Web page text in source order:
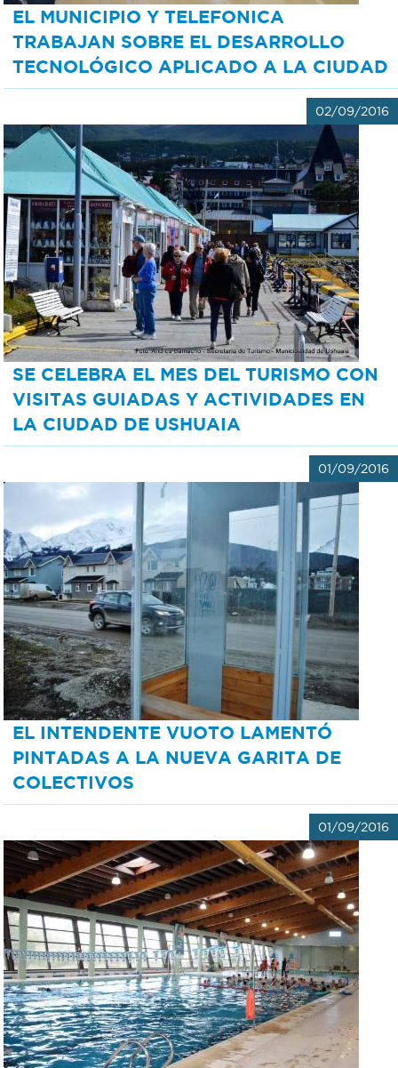
EL MUNICIPIO Y TELEFONICA
TRABAJAN SOBRE EL DESARROLLO
TECNOLÓGICO APLICADO A LA CIUDAD
02/09/2016
SE CELEBRA EL MES DEL TURISMO CON
VISITAS GUIADAS Y ACTIVIDADES EN
LA CIUDAD DE USHUAIA
01/09/2016
EL INTENDENTE VUOTO LAMENTÓ
PINTADAS A LA NUEVA GARITA DE
COLECTIVOS
01/09/2016